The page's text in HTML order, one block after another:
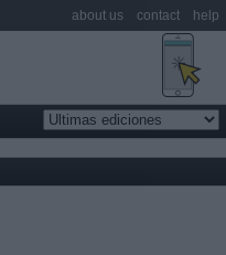
about us contact help